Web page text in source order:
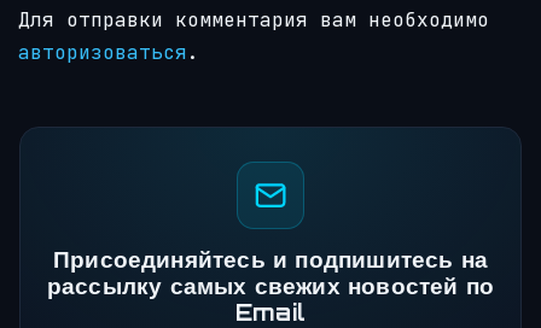
Для отправки комментария вам необходимо
авторизоваться.
Присоединяйтесь и подпишитесь на
рассылку самых свежих новостей по
Email